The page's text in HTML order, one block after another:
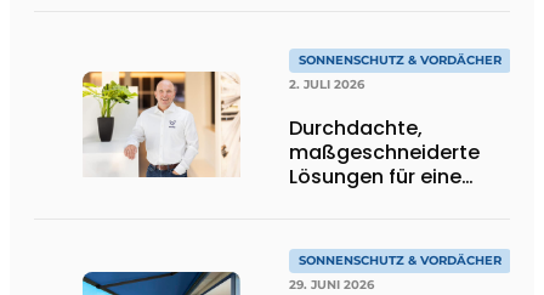
SONNENSCHUTZ & VORDÄCHER
2. JULI 2026
Durchdachte,
maßgeschneiderte
Lösungen für eine
SONNENSCHUTZ & VORDÄCHER
29. JUNI 2026